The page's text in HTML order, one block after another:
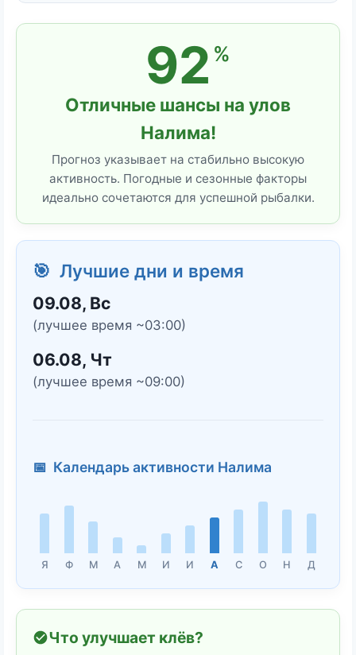
92 %
Отличные шансы на улов
Налима!
Прогноз указывает на стабильно высокую
активность. Погодные и сезонные факторы
идеально сочетаются для успешной рыбалки.
🎯 Лучшие дни и время
09.08, Вс
(лучшее время ~03:00)
06.08, Чт
(лучшее время ~09:00)
📅 Календарь активности Налима
Я Ф М А М И И А С О Н Д
Что улучшает клёв?